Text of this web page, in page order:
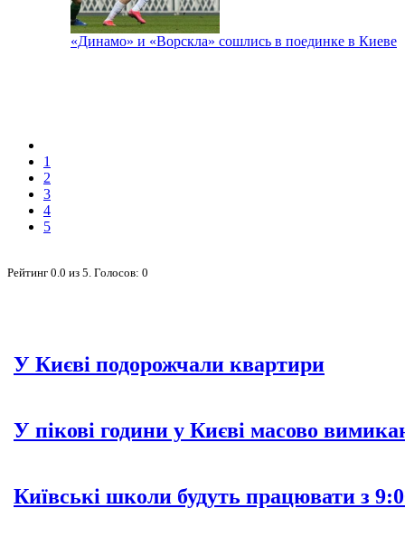
«Динамо» и «Ворскла» сошлись в поединке в Киеве
1
2
3
4
5
Рейтинг 0.0 из 5 . Голосов: 0
У Києві подорожчали квартири
У пікові години у Києві масово
Київські школи будуть працювати з